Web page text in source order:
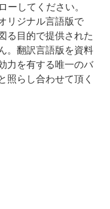
ーしてください。
リジナル言語版で
る目的で提供された
。翻訳言語版を資料
力を有する唯一のバ
照らし合わせて頂く